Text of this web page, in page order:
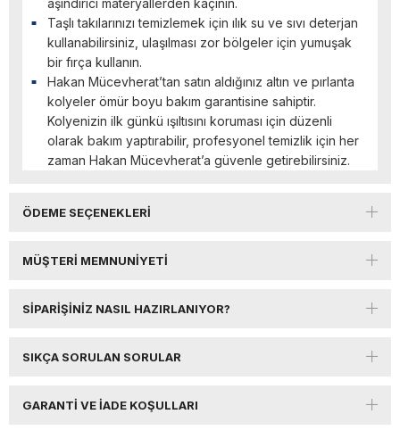
aşındırıcı materyallerden kaçının.
Taşlı takılarınızı temizlemek için ılık su ve sıvı deterjan
kullanabilirsiniz, ulaşılması zor bölgeler için yumuşak
bir fırça kullanın.
Hakan Mücevherat’tan satın aldığınız altın ve pırlanta
kolyeler ömür boyu bakım garantisine sahiptir.
Kolyenizin ilk günkü ışıltısını koruması için düzenli
olarak bakım yaptırabilir, profesyonel temizlik için her
zaman Hakan Mücevherat’a güvenle getirebilirsiniz.
ÖDEME SEÇENEKLERI
MÜŞTERI MEMNUNIYETI
SIPARIŞINIZ NASIL HAZIRLANIYOR?
SIKÇA SORULAN SORULAR
GARANTI VE İADE KOŞULLARI